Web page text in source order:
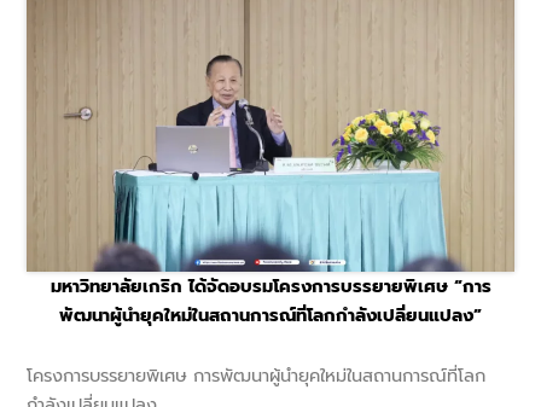
มหาวิทยาลัยเกริก ได้จัดอบรมโครงการบรรยายพิเศษ “การ
พัฒนาผู้นำยุคใหม่ในสถานการณ์ที่โลกกำลังเปลี่ยนแปลง”
โครงการบรรยายพิเศษ การพัฒนาผู้นำยุคใหม่ในสถานการณ์ที่โลก